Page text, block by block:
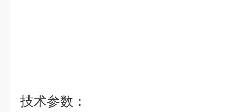
技术参数：